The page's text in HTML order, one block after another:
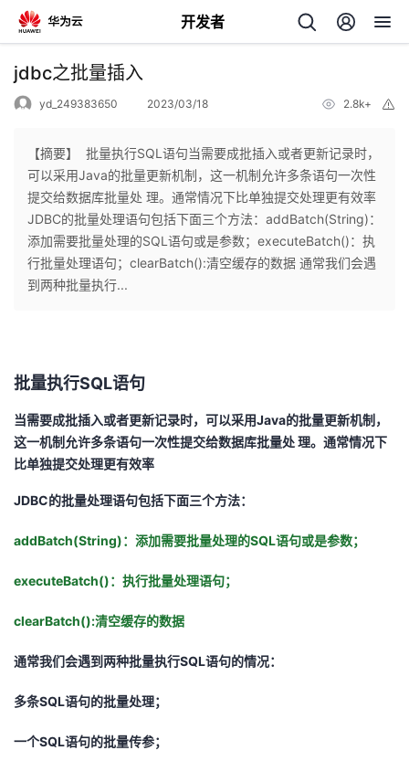
开发者
返
个
人
我
发
者
客
论
坛
的
圈
子
我
的
直
播
我
的
活
我
的
我
jdbc之批量插入
yd_249383650 2023/03/18 2.8k+
【摘要】 ​ 批量执行SQL语句当需要成批插入或者更新记录时，
可以采用Java的批量更新机制，这一机制允许多条语句一次性
提交给数据库批量处 理。通常情况下比单独提交处理更有效率
JDBC的批量处理语句包括下面三个方法：addBatch(String)：
添加需要批量处理的SQL语句或是参数；executeBatch()：执
行批量处理语句；clearBatch():清空缓存的数据 通常我们会遇
到两种批量执行...
批量执行SQL语句
当需要成批插入或者更新记录时，可以采用Java的批量更新机制，
这一机制允许多条语句一次性提交给数据库批量处 理。通常情况下
比单独提交处理更有效率
JDBC的批量处理语句包括下面三个方法：
addBatch(String)：添加需要批量处理的SQL语句或是参数；
executeBatch()：执行批量处理语句；
clearBatch():清空缓存的数据
通常我们会遇到两种批量执行SQL语句的情况：
多条SQL语句的批量处理；
一个SQL语句的批量传参；